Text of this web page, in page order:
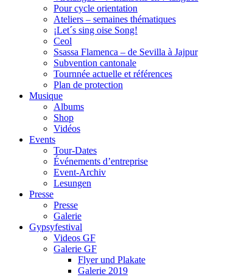
Pour cycle orientation
Ateliers – semaines thématiques
¡Let´s sing oise Song!
Ceol
Ssassa Flamenca – de Sevilla à Jajpur
Subvention cantonale
Tournnée actuelle et références
Plan de protection
Musique
Albums
Shop
Vidéos
Events
Tour-Dates
Événements d’entreprise
Event-Archiv
Lesungen
Presse
Presse
Galerie
Gypsyfestival
Videos GF
Galerie GF
Flyer und Plakate
Galerie 2019